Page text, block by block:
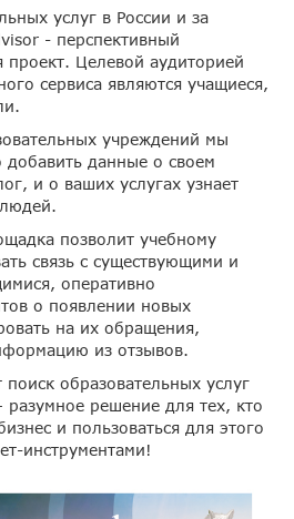
услуг в России и за
- перспективный
Целевой аудиторией
сервиса являются учащиеся,
учреждений мы
добавить данные о своем
и о ваших услугах узнает
позволит учебному
связь с существующими и
оперативно
о появлении новых
на их обращения,
из отзывов.
поиск образовательных услуг
решение для тех, кто
и пользоваться для этого
инструментами!